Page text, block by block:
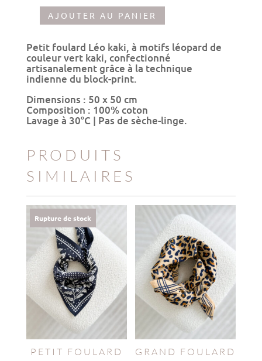
quantité
foulard
|
Léo
kaki
AJOUTER AU PANIER
Petit foulard Léo kaki, à motifs léopard de
couleur vert kaki, confectionné
artisanalement grâce à la technique
indienne du block-print.
Dimensions : 50 x 50 cm
Composition : 100% coton
Lavage à 30°C | Pas de sèche-linge.
PRODUITS
SIMILAIRES
Rupture de stock
PETIT FOULARD
GRAND FOULARD